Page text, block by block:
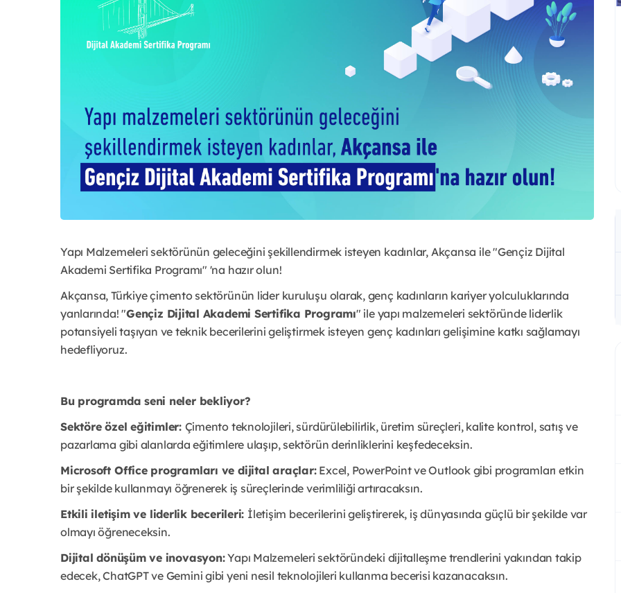
Yapı Malzemeleri sektörünün geleceğini şekillendirmek isteyen kadınlar, Akçansa ile "Gençiz Dijital
Akademi Sertifika Programı" 'na hazır olun!
Akçansa, Türkiye çimento sektörünün lider kuruluşu olarak, genç kadınların kariyer yolculuklarında
yanlarında! "Gençiz Dijital Akademi Sertifika Programı" ile yapı malzemeleri sektöründe liderlik
potansiyeli taşıyan ve teknik becerilerini geliştirmek isteyen genç kadınları gelişimine katkı sağlamayı
hedefliyoruz.
Bu programda seni neler bekliyor?
Sektöre özel eğitimler: Çimento teknolojileri, sürdürülebilirlik, üretim süreçleri, kalite kontrol, satış ve
pazarlama gibi alanlarda eğitimlere ulaşıp, sektörün derinliklerini keşfedeceksin.
Microsoft Office programları ve dijital araçlar:Excel, PowerPoint ve Outlook gibi programları etkin
bir şekilde kullanmayı öğrenerek iş süreçlerinde verimliliği artıracaksın.
Etkili iletişim ve liderlik becerileri: İletişim becerilerini geliştirerek, iş dünyasında güçlü bir şekilde var
olmayı öğreneceksin.
Dijital dönüşüm ve inovasyon:Yapı Malzemeleri sektöründeki dijitalleşme trendlerini yakından takip
edecek, ChatGPT ve Gemini gibi yeni nesil teknolojileri kullanma becerisi kazanacaksın.